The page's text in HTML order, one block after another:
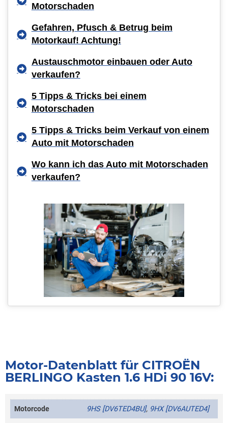
Motorschaden
Gefahren, Pfusch & Betrug beim
Motorkauf! Achtung!
Austauschmotor einbauen oder Auto
verkaufen?
5 Tipps & Tricks bei einem
Motorschaden
5 Tipps & Tricks beim Verkauf von einem
Auto mit Motorschaden
Wo kann ich das Auto mit Motorschaden
verkaufen?
Motor-Datenblatt für CITROËN
BERLINGO Kasten 1.6 HDi 90 16V:
Motorcode 9HS [DV6TED4BU], 9HX [DV6AUTED4]